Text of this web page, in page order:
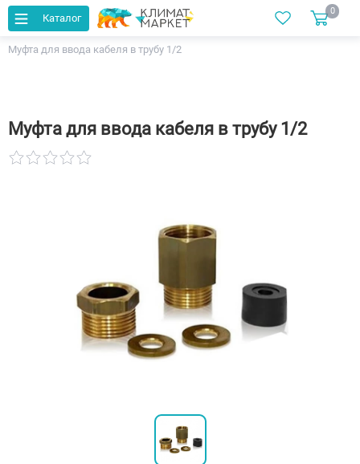
Каталог
0
Главная Каталог Греющие кабели
Комплектующие
Муфта для ввода кабеля в трубу 1/2
Муфта для ввода кабеля в трубу 1/2